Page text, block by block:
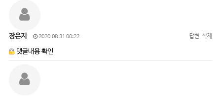
장은지 2020.08.31 00:22 답변 삭제
댓글내용 확인